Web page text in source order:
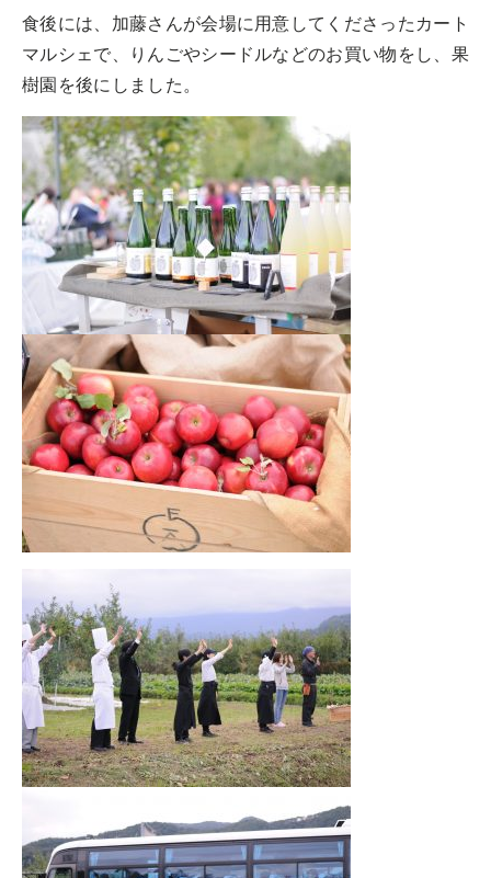
食後には、加藤さんが会場に用意してくださったカート
マルシェで、りんごやシードルなどのお買い物をし、果
樹園を後にしました。